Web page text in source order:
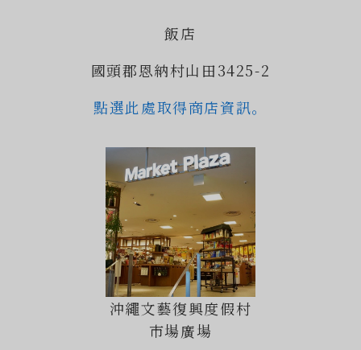
飯店
國頭郡恩納村山田3425-2
點選此處取得商店資訊。
沖繩文藝復興度假村
市場廣場